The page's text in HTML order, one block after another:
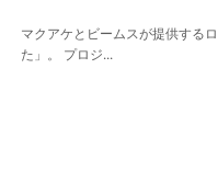
マクアケとビームスが提供する
た」。 プロジ...